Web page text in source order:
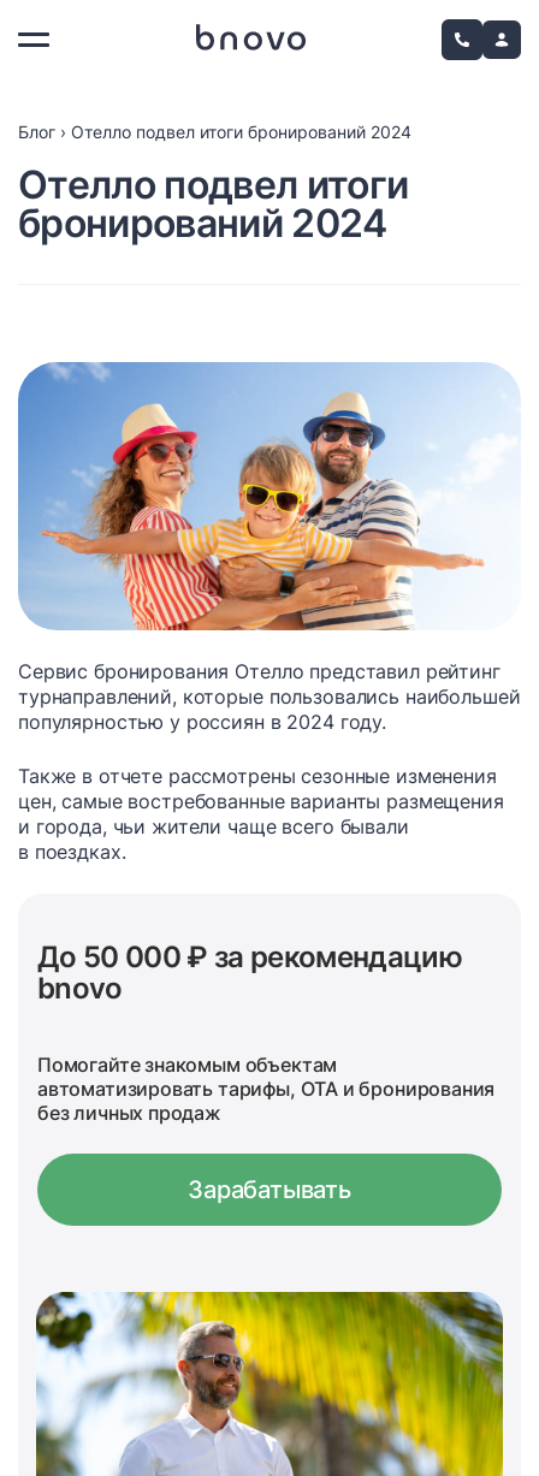
Блог › Отелло подвел итоги бронирований 2024
Отелло подвел итоги
бронирований 2024
Сервис бронирования Отелло представил рейтинг
турнаправлений, которые пользовались наибольшей
популярностью у россиян в 2024 году.
Также в отчете рассмотрены сезонные изменения
цен, самые востребованные варианты размещения
и города, чьи жители чаще всего бывали
в поездках.
До 50 000 ₽ за рекомендацию
bnovo
Помогайте знакомым объектам
автоматизировать тарифы, OTA и бронирования
без личных продаж
Зарабатывать